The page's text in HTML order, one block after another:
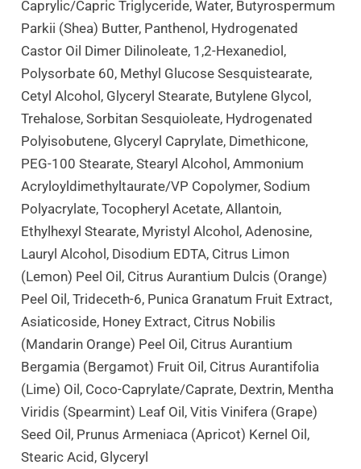
Caprylic/Capric Triglyceride, Water, Butyrospermum
Parkii (Shea) Butter, Panthenol, Hydrogenated
Castor Oil Dimer Dilinoleate, 1,2-Hexanediol,
Polysorbate 60, Methyl Glucose Sesquistearate,
Cetyl Alcohol, Glyceryl Stearate, Butylene Glycol,
Trehalose, Sorbitan Sesquioleate, Hydrogenated
Polyisobutene, Glyceryl Caprylate, Dimethicone,
PEG-100 Stearate, Stearyl Alcohol, Ammonium
Acryloyldimethyltaurate/VP Copolymer, Sodium
Polyacrylate, Tocopheryl Acetate, Allantoin,
Ethylhexyl Stearate, Myristyl Alcohol, Adenosine,
Lauryl Alcohol, Disodium EDTA, Citrus Limon
(Lemon) Peel Oil, Citrus Aurantium Dulcis (Orange)
Peel Oil, Trideceth-6, Punica Granatum Fruit Extract,
Asiaticoside, Honey Extract, Citrus Nobilis
(Mandarin Orange) Peel Oil, Citrus Aurantium
Bergamia (Bergamot) Fruit Oil, Citrus Aurantifolia
(Lime) Oil, Coco-Caprylate/Caprate, Dextrin, Mentha
Viridis (Spearmint) Leaf Oil, Vitis Vinifera (Grape)
Seed Oil, Prunus Armeniaca (Apricot) Kernel Oil,
Stearic Acid, Glyceryl